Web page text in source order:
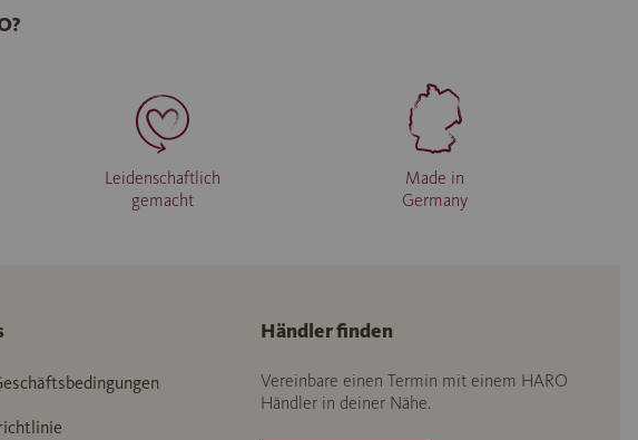
Leidenschaftlich
gemacht
Made in
Germany
Händler finden
Vereinbare einen Termin mit einem HARO
Händler in deiner Nähe.